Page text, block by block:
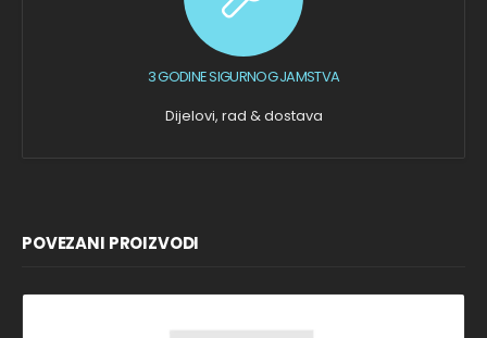
3 GODINE SIGURNOG JAMSTVA
Dijelovi, rad & dostava
POVEZANI PROIZVODI